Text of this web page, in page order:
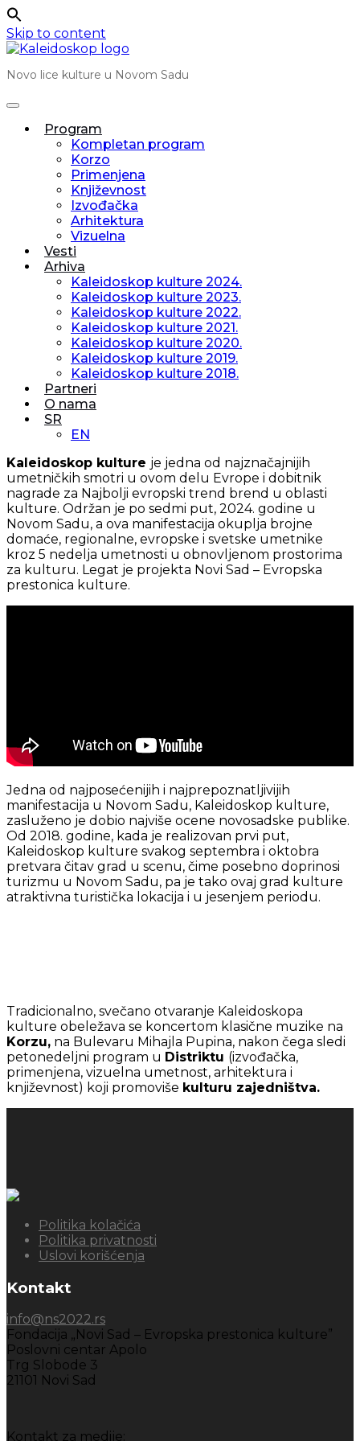
Skip to content
Novo lice kulture u Novom Sadu
Program
Kompletan program
Korzo
Primenjena
Književnost
Izvođačka
Arhitektura
Vizuelna
Vesti
Arhiva
Kaleidoskop kulture 2024.
Kaleidoskop kulture 2023.
Kaleidoskop kulture 2022.
Kaleidoskop kulture 2021.
Kaleidoskop kulture 2020.
Kaleidoskop kulture 2019.
Kaleidoskop kulture 2018.
Partneri
O nama
SR
EN
Kaleidoskop kulture je jedna od najznačajnijih
umetničkih smotri u ovom delu Evrope i dobitnik
nagrade za Najbolji evropski trend brend u oblasti
kulture. Održan je po sedmi put, 2024. godine u
Novom Sadu, a ova manifestacija okuplja brojne
domaće, regionalne, evropske i svetske umetnike
kroz 5 nedelja umetnosti u obnovljenom prostorima
za kulturu. Legat je projekta Novi Sad – Evropska
prestonica kulture.
Jedna od najposećenijih i najprepoznatljivijih
manifestacija u Novom Sadu, Kaleidoskop kulture,
zasluženo je dobio najviše ocene novosadske publike.
Od 2018. godine, kada je realizovan prvi put,
Kaleidoskop kulture svakog septembra i oktobra
pretvara čitav grad u scenu, čime posebno doprinosi
turizmu u Novom Sadu, pa je tako ovaj grad kulture
atraktivna turistička lokacija i u jesenjem periodu.
Tradicionalno, svečano otvaranje Kaleidoskopa
kulture obeležava se koncertom klasične muzike na
Korzu, na Bulevaru Mihajla Pupina, nakon čega sledi
petonedeljni program u Distriktu (izvođačka,
primenjena, vizuelna umetnost, arhitektura i
književnost) koji promoviše kulturu zajedništva.
Politika kolačića
Politika privatnosti
Uslovi korišćenja
Kontakt
info@ns2022.rs
Fondacija „Novi Sad – Evropska prestonica kulture”
Poslovni centar Apolo
Trg Slobode 3
21101 Novi Sad
Kontakt za medije: